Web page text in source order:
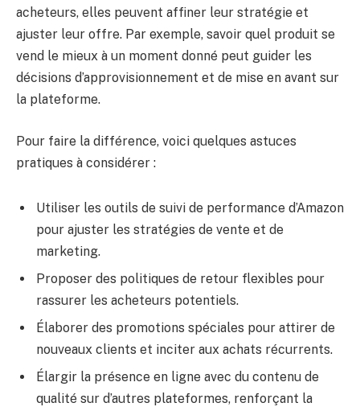
acheteurs, elles peuvent affiner leur stratégie et
ajuster leur offre. Par exemple, savoir quel produit se
vend le mieux à un moment donné peut guider les
décisions d’approvisionnement et de mise en avant sur
la plateforme.
Pour faire la différence, voici quelques astuces
pratiques à considérer :
Utiliser les outils de suivi de performance d’Amazon
pour ajuster les stratégies de vente et de
marketing.
Proposer des politiques de retour flexibles pour
rassurer les acheteurs potentiels.
Élaborer des promotions spéciales pour attirer de
nouveaux clients et inciter aux achats récurrents.
Élargir la présence en ligne avec du contenu de
qualité sur d’autres plateformes, renforçant la